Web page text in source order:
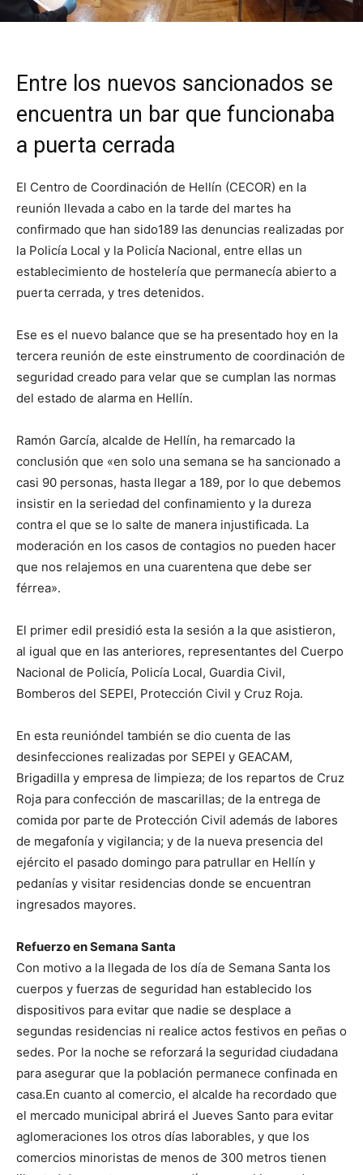
Entre los nuevos sancionados se
encuentra un bar que funcionaba
a puerta cerrada
El Centro de Coordinación de Hellín (CECOR) en la
reunión llevada a cabo en la tarde del martes ha
confirmado que han sido189 las denuncias realizadas por
la Policía Local y la Policía Nacional, entre ellas un
establecimiento de hostelería que permanecía abierto a
puerta cerrada, y tres detenidos.
Ese es el nuevo balance que se ha presentado hoy en la
tercera reunión de este einstrumento de coordinación de
seguridad creado para velar que se cumplan las normas
del estado de alarma en Hellín.
Ramón García, alcalde de Hellín, ha remarcado la
conclusión que «en solo una semana se ha sancionado a
casi 90 personas, hasta llegar a 189, por lo que debemos
insistir en la seriedad del confinamiento y la dureza
contra el que se lo salte de manera injustificada. La
moderación en los casos de contagios no pueden hacer
que nos relajemos en una cuarentena que debe ser
férrea».
El primer edil presidió esta la sesión a la que asistieron,
al igual que en las anteriores, representantes del Cuerpo
Nacional de Policía, Policía Local, Guardia Civil,
Bomberos del SEPEI, Protección Civil y Cruz Roja.
En esta reunióndel también se dio cuenta de las
desinfecciones realizadas por SEPEI y GEACAM,
Brigadilla y empresa de limpieza; de los repartos de Cruz
Roja para confección de mascarillas; de la entrega de
comida por parte de Protección Civil además de labores
de megafonía y vigilancia; y de la nueva presencia del
ejército el pasado domingo para patrullar en Hellín y
pedanías y visitar residencias donde se encuentran
ingresados mayores.
Refuerzo en Semana Santa
Con motivo a la llegada de los día de Semana Santa los
cuerpos y fuerzas de seguridad han establecido los
dispositivos para evitar que nadie se desplace a
segundas residencias ni realice actos festivos en peñas o
sedes. Por la noche se reforzará la seguridad ciudadana
para asegurar que la población permanece confinada en
casa.En cuanto al comercio, el alcalde ha recordado que
el mercado municipal abrirá el Jueves Santo para evitar
aglomeraciones los otros días laborables, y que los
comercios minoristas de menos de 300 metros tienen